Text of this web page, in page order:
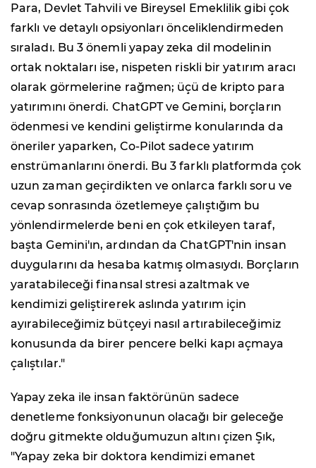
Para, Devlet Tahvili ve Bireysel Emeklilik gibi çok
farklı ve detaylı opsiyonları önceliklendirmeden
sıraladı. Bu 3 önemli yapay zeka dil modelinin
ortak noktaları ise, nispeten riskli bir yatırım aracı
olarak görmelerine rağmen; üçü de kripto para
yatırımını önerdi. ChatGPT ve Gemini, borçların
ödenmesi ve kendini geliştirme konularında da
öneriler yaparken, Co-Pilot sadece yatırım
enstrümanlarını önerdi. Bu 3 farklı platformda çok
uzun zaman geçirdikten ve onlarca farklı soru ve
cevap sonrasında özetlemeye çalıştığım bu
yönlendirmelerde beni en çok etkileyen taraf,
başta Gemini'ın, ardından da ChatGPT'nin insan
duygularını da hesaba katmış olmasıydı. Borçların
yaratabileceği finansal stresi azaltmak ve
kendimizi geliştirerek aslında yatırım için
ayırabileceğimiz bütçeyi nasıl artırabileceğimiz
konusunda da birer pencere belki kapı açmaya
çalıştılar."
Yapay zeka ile insan faktörünün sadece
denetleme fonksiyonunun olacağı bir geleceğe
doğru gitmekte olduğumuzun altını çizen Şık,
"Yapay zeka bir doktora kendimizi emanet